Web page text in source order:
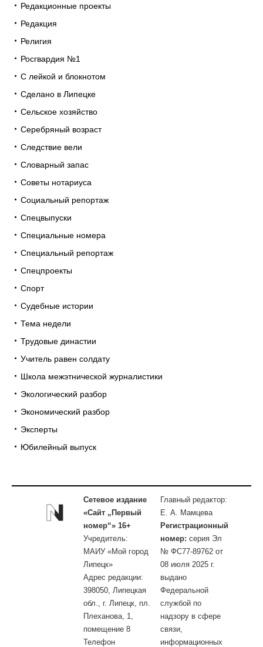
Редакционные проекты
Редакция
Религия
Росгвардия №1
С лейкой и блокнотом
Сделано в Липецке
Сельское хозяйство
Серебряный возраст
Следствие вели
Словарный запас
Советы нотариуса
Социальный репортаж
Спецвыпуски
Специальные номера
Специальный репортаж
Спецпроекты
Спорт
Судебные истории
Тема недели
Трудовые династии
Учитель равен солдату
Школа межэтнической журналистики
Экологический разбор
Экономический разбор
Эксперты
Юбилейный выпуск
Сетевое издание
«Сайт „Первый
номер“» 16+
Учредитель:
МАИУ «Мой город
Липецк»
Адрес редакции:
398050, Липецкая
обл., г. Липецк, пл.
Плеханова, 1,
помещение 8
Телефон
Главный редактор:
Е. А. Мамцева
Регистрационный
номер: серия Эл
№ ФС77-89762 от
08 июля 2025 г.
выдано
Федеральной
службой по
надзору в сфере
связи,
информационных